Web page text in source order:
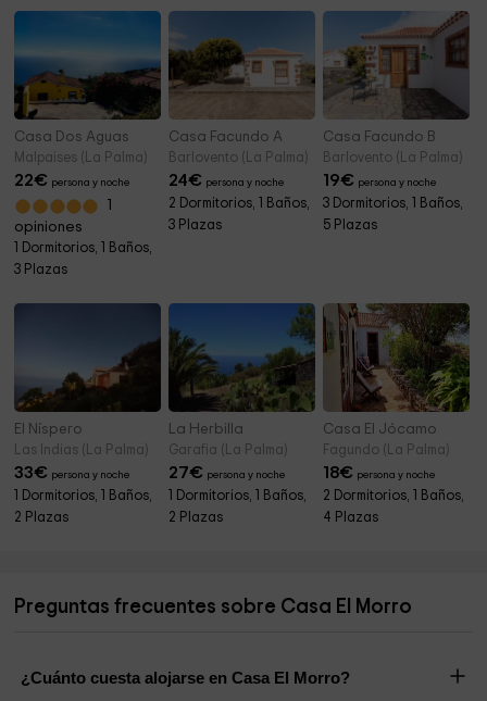
Casa Dos Aguas
Malpaises (La Palma)
22€ persona y noche
opiniones
1 Dormitorios, 1 Baños,
3 Plazas
Casa Facundo A
Barlovento (La Palma)
24€ persona y noche
2 Dormitorios, 1 Baños,
3 Plazas
Casa Facundo B
Barlovento (La Palma)
19€ persona y noche
3 Dormitorios, 1 Baños,
5 Plazas
El Níspero
Las Indias (La Palma)
33€ persona y noche
1 Dormitorios, 1 Baños,
2 Plazas
La Herbilla
Garafia (La Palma)
27€ persona y noche
1 Dormitorios, 1 Baños,
2 Plazas
Casa El Jócamo
Fagundo (La Palma)
18€ persona y noche
2 Dormitorios, 1 Baños,
4 Plazas
Preguntas frecuentes sobre Casa El Morro
¿Cuánto cuesta alojarse en Casa El Morro?